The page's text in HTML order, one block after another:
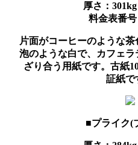
厚さ：301kg
料金表番号
片面がコーヒーのような
泡のような白で、カフェ
ざり合う用紙です。古紙
証紙で
■プライク(